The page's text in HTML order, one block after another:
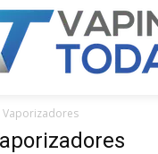
Vaporizadores